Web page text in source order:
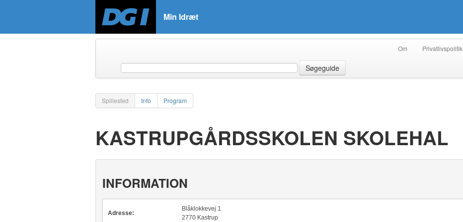
Min Idræt
Om Privatlivspolitik
Søgeguide
Spillested Info Program
KASTRUPGÅRDSSKOLEN SKOLEHAL
INFORMATION
Adresse:
Blåklokkevej 1
2770 Kastrup